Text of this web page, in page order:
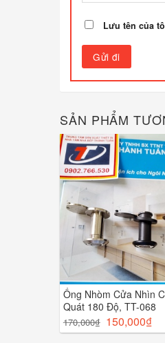
Lưu tên của
SẢN PHẨM
Ống Nhòm Cửa Nhìn
Quát 180 Độ, TT-068
170,000₫ 150,000₫